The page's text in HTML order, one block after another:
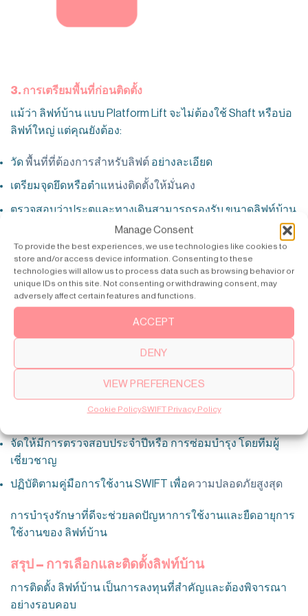
Manage Consent
To provide the best experiences, we use technologies like cookies to
store and/or access device information. Consenting to these
technologies will allow us to process data such as browsing behavior or
unique IDs on this site. Not consenting or withdrawing consent, may
adversely affect certain features and functions.
ACCEPT
DENY
VIEW PREFERENCES
Cookie PolicySWIFT Privacy Policy
3. การเตรียมพื้นที่ก่อนติดตั้ง
แม้ว่า ลิฟท์บ้าน แบบ Platform Lift จะไม่ต้องใช้ Shaft หรือบ่อ
ลิฟท์ใหญ่ แต่คุณยังต้อง:
วัดพื้นที่ที่ต้องการสำหรับลิฟต์ อย่างละเอียด
เตรียมจุดยึดหรือตำแหน่งติดตั้งให้มั่นคง
ตรวจสอบว่าประตูและทางเดินสามารถรองรับ ขนาดลิฟท์บ้าน
การเตรียมพื้นที่ล่วงหน้าจะช่วยให้ขั้นตอนการติดตั้งลิฟท์บ้าน
รวดเร็วและปลอดภัย
4. การบำรุงรักษาและดูแลหลังการติดตั้ง
ใช้งานได้ปลอดภัยและยาวนาน
ทำความสะอาด พื้นลิฟท์ และรอบ ๆ ลิฟท์เป็นประจำ
ตรวจสอบการทำงานของ ประตูลิฟท์, เซนเซอร์ความปลอดภัย
จัดให้มีการตรวจสอบประจำปีหรือ การซ่อมบำรุง โดยทีมผู้
เชี่ยวชาญ
ปฏิบัติตามคู่มือการใช้งาน SWIFT เพื่อความปลอดภัยสูงสุด
การบำรุงรักษาที่ดีจะช่วยลดปัญหาการใช้งานและยืดอายุการ
ใช้งานของ ลิฟท์บ้าน
สรุป – การเลือกและติดตั้งลิฟท์บ้าน
การติดตั้ง ลิฟท์บ้าน เป็นการลงทุนที่สำคัญและต้องพิจารณา
อย่างรอบคอบ